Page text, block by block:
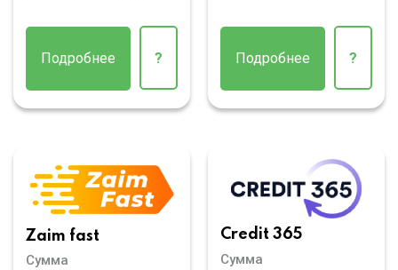
Подробнее ? Подробнее ?
Zaim fast
Сумма
Credit 365
Сумма